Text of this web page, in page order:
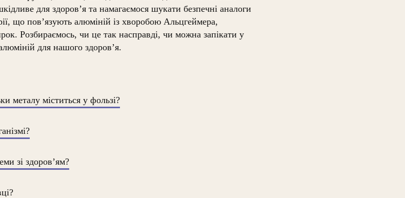
для здоров’я та намагаємося шукати безпечні аналоги
що пов’язують алюміній із хворобою Альцгеймера,
Розбираємось, чи це так насправді, чи можна запікати у
для нашого здоров’я.
металу міститься у фользі?
зі здоров’ям?